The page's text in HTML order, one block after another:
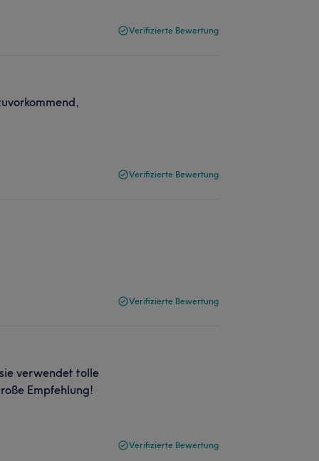
Verifizierte Bewertung
Verifizierte Bewertung
Verifizierte Bewertung
verwendet tolle
Empfehlung!
Verifizierte Bewertung